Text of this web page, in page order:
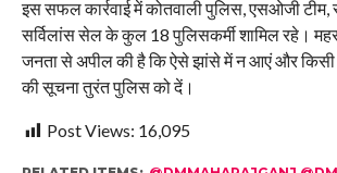
इस सफल कार्रवाई में कोतवाली पुलिस, एसओजी टीम,
सर्विलांस सेल के कुल 18 पुलिसकर्मी शामिल रहे।
जनता से अपील की है कि ऐसे झांसे में न आएं और किसी
की सूचना तुरंत पुलिस को दें।
Post Views: 16,095